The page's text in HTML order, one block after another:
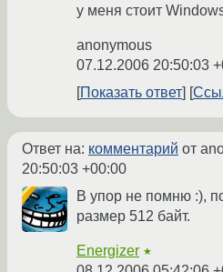
у меня стоит
anonymous
07.12.2006 20:50:03
Показать ответ
Ответ на: комментарий от
20:50:03 +00:00
В упор не помню :),
размер 512 байт.
Energizer ★